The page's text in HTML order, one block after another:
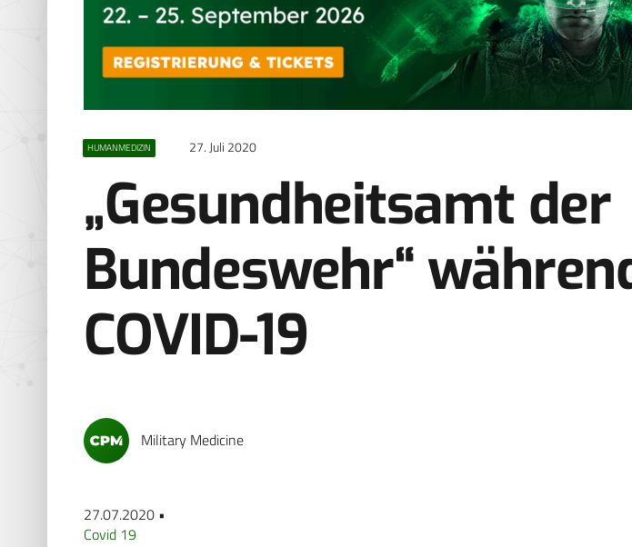
HUMANMEDIZIN 27. Juli 2020
„Gesundheitsamt der
Bundeswehr“
COVID-19
Military Medicine
27.07.2020 •
Covid 19